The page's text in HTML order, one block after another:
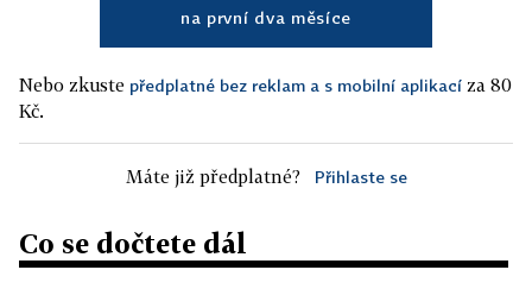
na první dva měsíce
Nebo zkuste předplatné bez reklam a s mobilní aplikací za 80
Kč.
Máte již předplatné? Přihlaste se
Co se dočtete dál